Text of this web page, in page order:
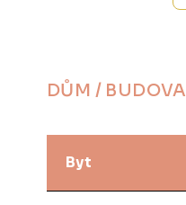
DŮM / BUDOVA
Byt